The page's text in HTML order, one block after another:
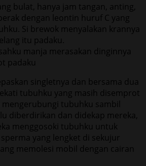
bulat, hanya jam tangan, anting,
dengan leontin huruf C yang
Si brewok menyalakan krannya
itu padaku.
manja merasakan dinginnya
padaku
singletnya dan bersama dua
tubuhku yang masih disemprot
tubuhku sambil
diberdirikan dan didekap mereka,
menggosoki tubuhku untuk
yang lengket di sekujur
memolesi mobil dengan cairan